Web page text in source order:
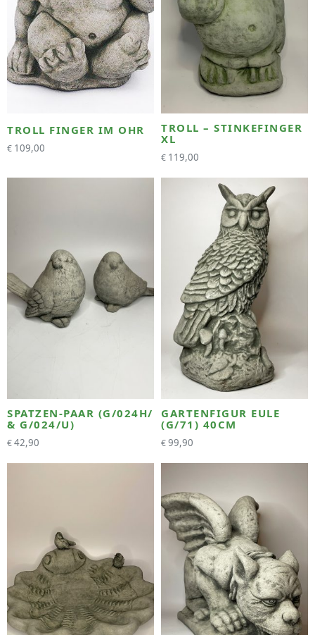
TROLL FINGER IM OHR
€ 109,00
TROLL – STINKEFINGER
XL
€ 119,00
SPATZEN-PAAR (G/024H/
& G/024/U)
€42,90
GARTENFIGUR EULE
(G/71) 40CM
€99,90